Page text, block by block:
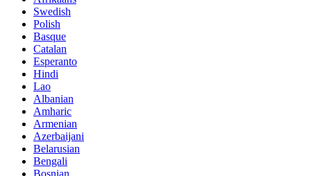
Swedish
Polish
Basque
Catalan
Esperanto
Hindi
Lao
Albanian
Amharic
Armenian
Azerbaijani
Belarusian
Bengali
Bosnian